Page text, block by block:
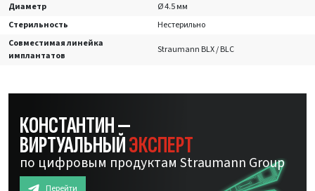
Диаметр
Ø 4.5 мм
Стерильность
Нестерильно
Совместимая линейка
имплантатов
Straumann BLX / BLC
КОНСТАНТИН —
ВИРТУАЛЬНЫЙЭКСПЕРТ
по цифровым продуктам Straumann Group
Перейти